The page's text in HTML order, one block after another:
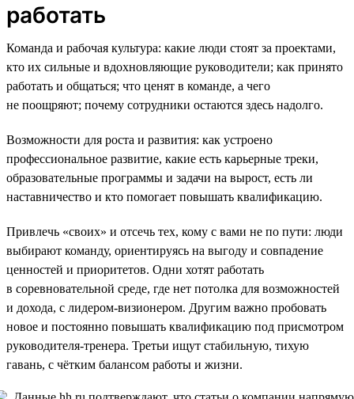
работать
Команда и рабочая культура: какие люди стоят за проектами,
кто их сильные и вдохновляющие руководители; как принято
работать и общаться; что ценят в команде, а чего
не поощряют; почему сотрудники остаются здесь надолго.
Возможности для роста и развития: как устроено
профессиональное развитие, какие есть карьерные треки,
образовательные программы и задачи на вырост, есть ли
наставничество и кто помогает повышать квалификацию.
Привлечь «своих» и отсечь тех, кому с вами не по пути: люди
выбирают команду, ориентируясь на выгоду и совпадение
ценностей и приоритетов. Одни хотят работать
в соревновательной среде, где нет потолка для возможностей
и дохода, с лидером-визионером. Другим важно пробовать
новое и постоянно повышать квалификацию под присмотром
руководителя-тренера. Третьи ищут стабильную, тихую
гавань, с чётким балансом работы и жизни.